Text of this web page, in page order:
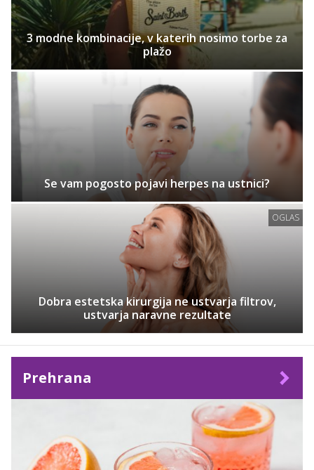
3 modne kombinacije, v katerih nosimo torbe za
plažo
Se vam pogosto pojavi herpes na ustnici?
OGLAS
Dobra estetska kirurgija ne ustvarja filtrov,
ustvarja naravne rezultate
Prehrana